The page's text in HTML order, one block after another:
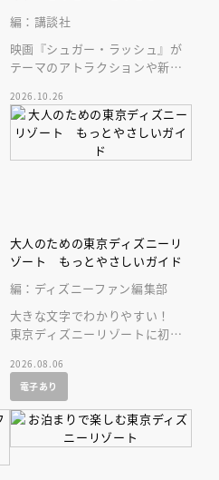
編：講談社
映画『シュガー・ラッシュ』が
テーマのアトラクションや新生
東京ディズニーランドの最新情
報をお届け！
2026.10.26
大人のための東京ディズニーリ
ゾート もっとやさしいガイド
編：ディズニーファン編集部
大きな文字でわかりやすい！
東京ディズニーリゾートに初め
人へ贈る、やさしいガイドブッ
ク。
2026.08.06
電子あり